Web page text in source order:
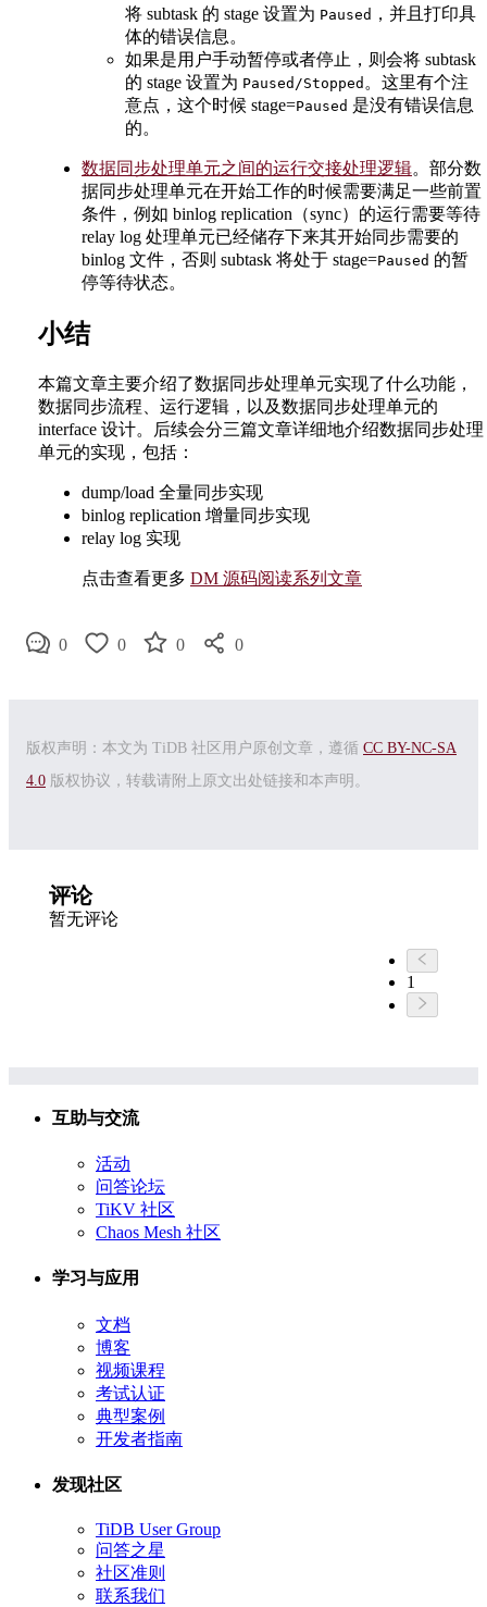
将 subtask 的 stage 设置为 Paused ，并且打印具
体的错误信息。
如果是用户手动暂停或者停止，则会将 subtask
的 stage 设置为 Paused/Stopped 。这里有个注
意点，这个时候 stage=Paused 是没有错误信息
的。
数据同步处理单元之间的运行交接处理逻辑。部分数
据同步处理单元在开始工作的时候需要满足一些前置
条件，例如 binlog replication（sync）的运行需要等待
relay log 处理单元已经储存下来其开始同步需要的
binlog 文件，否则 subtask 将处于 stage=Paused 的暂
停等待状态。
小结
本篇文章主要介绍了数据同步处理单元实现了什么功能，
数据同步流程、运行逻辑，以及数据同步处理单元的
interface 设计。后续会分三篇文章详细地介绍数据同步处理
单元的实现，包括：
dump/load 全量同步实现
binlog replication 增量同步实现
relay log 实现
点击查看更多 DM 源码阅读系列文章
0 0 0 0
版权声明：本文为 TiDB 社区用户原创文章，遵循 CC BY-NC-SA
4.0 版权协议，转载请附上原文出处链接和本声明。
评论
暂无评论
1
互助与交流
活动
问答论坛
TiKV 社区
Chaos Mesh 社区
学习与应用
文档
博客
视频课程
考试认证
典型案例
开发者指南
发现社区
TiDB User Group
问答之星
社区准则
联系我们